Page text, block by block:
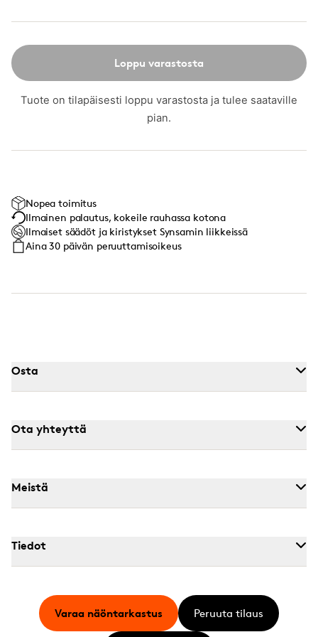
Loppu varastosta
Tuote on tilapäisesti loppu varastosta ja tulee saataville
pian.
Nopea toimitus
Ilmainen palautus, kokeile rauhassa kotona
Ilmaiset säädöt ja kiristykset Synsamin liikkeissä
Aina 30 päivän peruuttamisoikeus
Osta
Ota yhteyttä
Meistä
Tiedot
Varaa näöntarkastus Peruuta tilaus